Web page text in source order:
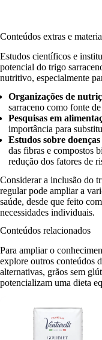
Conteúdos extras e
Estudos científicos e
potencial do trigo
nutritivo, especialmente
Organizações de
sarraceno como fonte
Pesquisas em
importância para
Estudos sobre
das fibras e compostos
redução dos fatores de
Considerar a inclusão do
regular pode ampliar a
saúde, desde que feito
necessidades individuais.
Conteúdos relacionados
Para ampliar o
explore outros conteúdos
alternativas, grãos sem
potencializam uma dieta